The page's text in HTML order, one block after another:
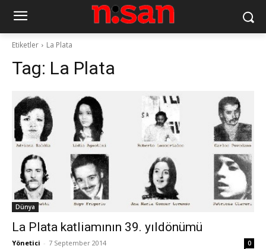
Etiketler La Plata
Tag: La Plata
Dünya
La Plata katliamının 39. yıldönümü
Yönetici - 7 September 2014 0